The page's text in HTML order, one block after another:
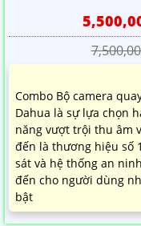
Combo Bộ camera
Dahua là sự lựa chọn
năng vượt trội thu âm
đến là thương hiệu số
sát và hệ thống an
đến cho người dùng
bật